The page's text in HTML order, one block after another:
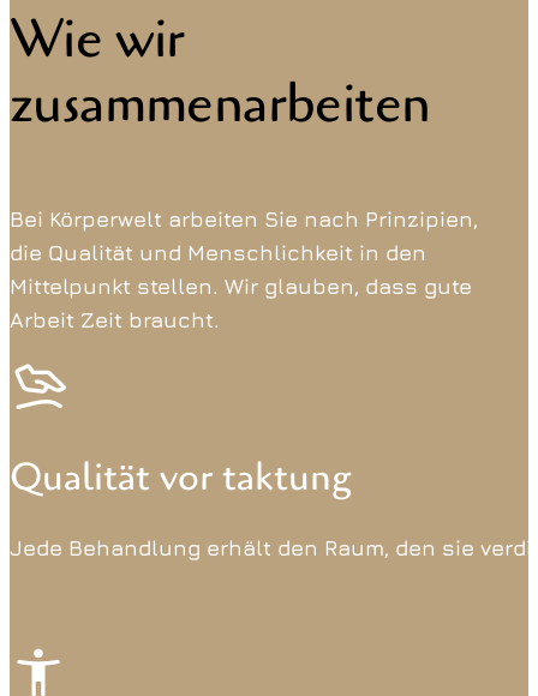
Wie wir
zusammenarbeiten
Bei Körperwelt arbeiten Sie nach Prinzipien,
die Qualität und Menschlichkeit in den
Mittelpunkt stellen. Wir glauben, dass gute
Arbeit Zeit braucht.
Qualität vor taktung
Jede Behandlung erhält den Raum, den sie